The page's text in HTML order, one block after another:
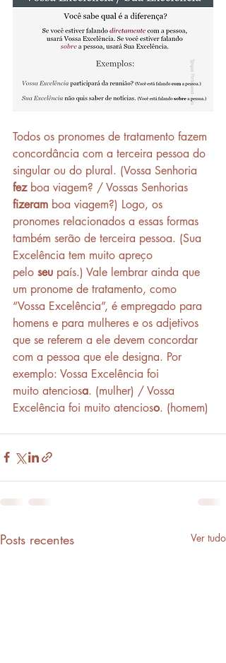
Todos os pronomes de tratamento fazem
concordância com a terceira pessoa do
singular ou do plural. (Vossa Senhoria
fez boa viagem? / Vossas Senhorias
fizeram boa viagem?) Logo, os
pronomes relacionados a essas formas
também serão de terceira pessoa. (Sua
Excelência tem muito apreço
pelo seu país.) Vale lembrar ainda que
um pronome de tratamento, como
“Vossa Excelência”, é empregado para
homens e para mulheres e os adjetivos
que se referem a ele devem concordar
com a pessoa que ele designa. Por
exemplo: Vossa Excelência foi
muito atenciosa. (mulher) / Vossa
Excelência foi muito atencioso. (homem)
Posts recentes Ver tudo